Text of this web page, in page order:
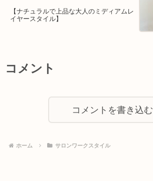
【ナチュラルで上品な大人のミディアムレ
イヤースタイル】
コメント
コメントを書き込む
ホーム サロンワークスタイル